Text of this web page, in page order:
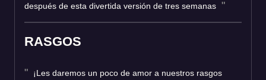
después de esta divertida versión de tres semanas
RASGOS
¡Les daremos un poco de amor a nuestros rasgos